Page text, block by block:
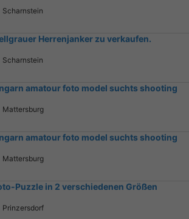
Scharnstein
Herrenjanker zu verkaufen.
Scharnstein
amatour foto model suchts shooting
Mattersburg
amatour foto model suchts shooting
Mattersburg
Puzzle in 2 verschiedenen Größen
Prinzersdorf